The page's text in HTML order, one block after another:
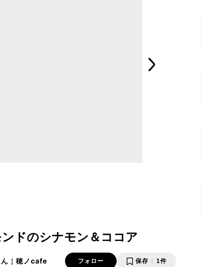
ドのシナモン＆ココア
はん￤穂ノcafe フォロー 保存 1件